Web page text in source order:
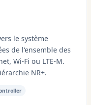
le système
de l'ensemble des
Wi-Fi ou LTE-M.
NR+.